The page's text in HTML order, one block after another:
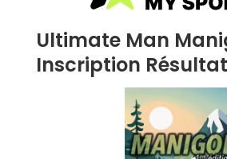
Ultimate Man
Inscription